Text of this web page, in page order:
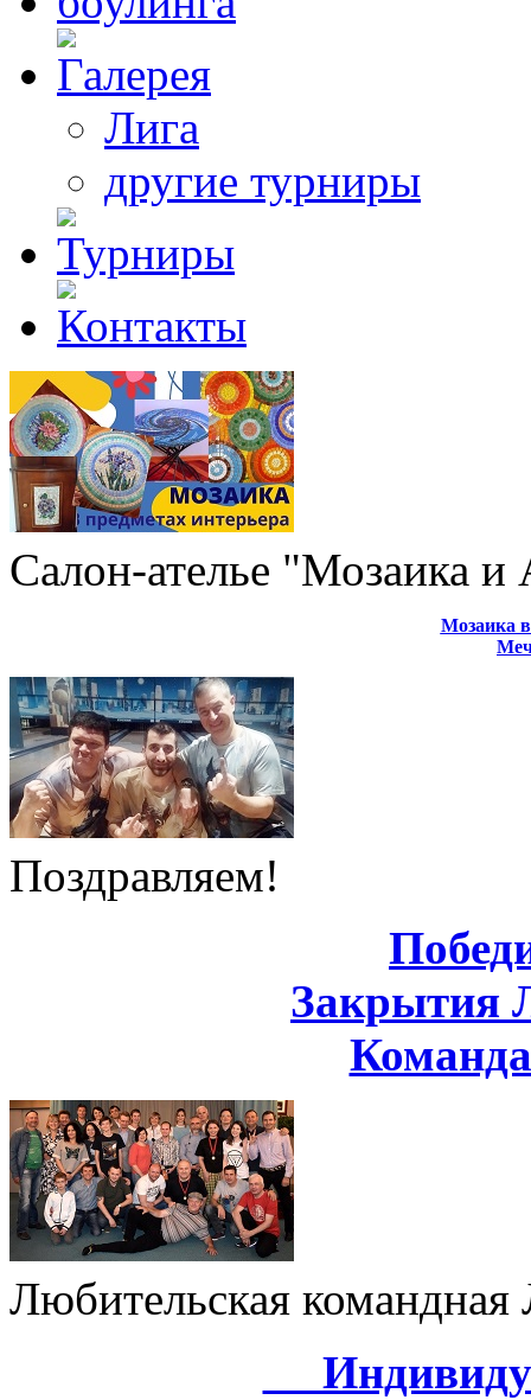
Лига
другие турниры
Салон-ателье "Мозаика
Мозаика в
Поздравляем!
Закрытия
Любительская